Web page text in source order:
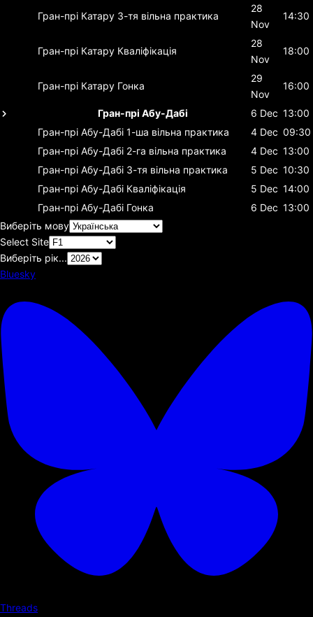
Гран-прі Катару 3-тя вільна практика
28
Nov
14:30
Гран-прі Катару Кваліфікація
28
Nov
18:00
Гран-прі Катару Гонка
29
Nov
16:00
Гран-прі Абу-Дабі 6 Dec 13:00
Гран-прі Абу-Дабі 1-ша вільна практика 4 Dec 09:30
Гран-прі Абу-Дабі 2-га вільна практика 4 Dec 13:00
Гран-прі Абу-Дабі 3-тя вільна практика 5 Dec 10:30
Гран-прі Абу-Дабі Кваліфікація 5 Dec 14:00
Гран-прі Абу-Дабі Гонка 6 Dec 13:00
Виберіть мову
Select Site
Виберіть рік...
Bluesky
Threads